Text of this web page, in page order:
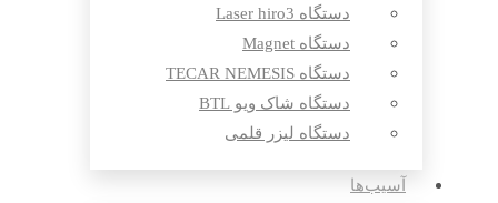
دستگاه Laser hiro3
دستگاه Magnet
دستگاه TECAR NEMESIS
دستگاه شاک ویو BTL
دستگاه لیزر قلمی
آسیب‌ها